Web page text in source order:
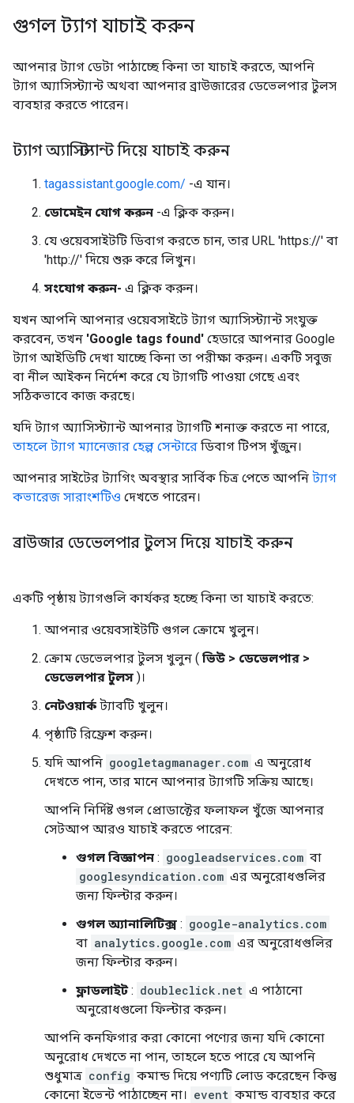
গুগল ট্যাগ যাচাই করুন
আপনার ট্যাগ ডেটা পাঠাচ্ছে কিনা তা যাচাই করতে, আপনি
ট্যাগ অ্যাসিস্ট্যান্ট অথবা আপনার ব্রাউজারের ডেভেলপার টুলস
ব্যবহার করতে পারেন।
ট্যাগ অ্যাসিস্ট্যান্ট দিয়ে যাচাই করুন
tagassistant.google.com/ -এ যান।
ডোমেইন যোগ করুন -এ ক্লিক করুন।
যে ওয়েবসাইটটি ডিবাগ করতে চান, তার URL 'https://' বা
'http://' দিয়ে শুরু করে লিখুন।
সংযোগ করুন- এ ক্লিক করুন।
যখন আপনি আপনার ওয়েবসাইটে ট্যাগ অ্যাসিস্ট্যান্ট সংযুক্ত
করবেন, তখন 'Google tags found' হেডারে আপনার Google
ট্যাগ আইডিটি দেখা যাচ্ছে কিনা তা পরীক্ষা করুন। একটি সবুজ
বা নীল আইকন নির্দেশ করে যে ট্যাগটি পাওয়া গেছে এবং
সঠিকভাবে কাজ করছে।
যদি ট্যাগ অ্যাসিস্ট্যান্ট আপনার ট্যাগটি শনাক্ত করতে না পারে,
তাহলে ট্যাগ ম্যানেজার হেল্প সেন্টারে ডিবাগ টিপস খুঁজুন।
আপনার সাইটের ট্যাগিং অবস্থার সার্বিক চিত্র পেতে আপনি ট্যাগ
কভারেজ সারাংশটিও দেখতে পারেন।
ব্রাউজার ডেভেলপার টুলস দিয়ে যাচাই করুন
একটি পৃষ্ঠায় ট্যাগগুলি কার্যকর হচ্ছে কিনা তা যাচাই করতে:
আপনার ওয়েবসাইটটি গুগল ক্রোমে খুলুন।
ক্রোম ডেভেলপার টুলস খুলুন ( ভিউ > ডেভেলপার >
ডেভেলপার টুলস )।
নেটওয়ার্ক ট্যাবটি খুলুন।
পৃষ্ঠাটি রিফ্রেশ করুন।
যদি আপনি googletagmanager.com এ অনুরোধ
দেখতে পান, তার মানে আপনার ট্যাগটি সক্রিয় আছে।
আপনি নির্দিষ্ট গুগল প্রোডাক্টের ফলাফল খুঁজে আপনার
সেটআপ আরও যাচাই করতে পারেন:
গুগল বিজ্ঞাপন : googleadservices.com বা
googlesyndication.com এর অনুরোধগুলির
জন্য ফিল্টার করুন।
গুগল অ্যানালিটিক্স : google-analytics.com
বা analytics.google.com এর অনুরোধগুলির
জন্য ফিল্টার করুন।
ফ্লাডলাইট: doubleclick.net এ পাঠানো
অনুরোধগুলো ফিল্টার করুন।
আপনি কনফিগার করা কোনো পণ্যের জন্য যদি কোনো
অনুরোধ দেখতে না পান, তাহলে হতে পারে যে আপনি
শুধুমাত্র config কমান্ড দিয়ে পণ্যটি লোড করেছেন কিন্তু
কোনো ইভেন্ট পাঠাচ্ছেন না। event কমান্ড ব্যবহার করে